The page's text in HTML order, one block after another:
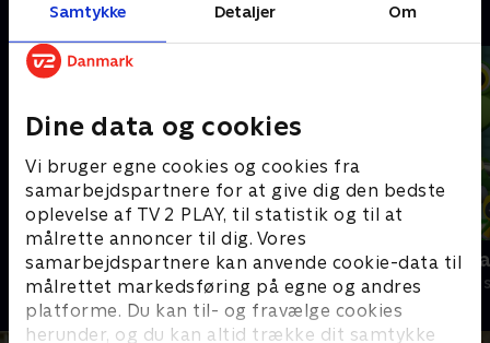
Samtykke Detaljer Om
Dine data og cookies
Vi bruger egne cookies og cookies fra
samarbejdspartnere for at give dig den bedste
oplevelse af TV 2 PLAY, til statistik og til at
målrette annoncer til dig. Vores
samarbejdspartnere kan anvende cookie-data til
målrettet markedsføring på egne og andres
platforme. Du kan til- og fravælge cookies
herunder, og du kan altid trække dit samtykke
Andre så også
Kæmpemaskiner
Børneserier • 8 sæsoner
Geckos
Børneserier • 2